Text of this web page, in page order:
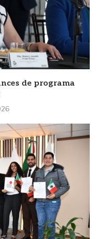
de programa